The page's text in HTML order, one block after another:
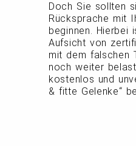
Doch Sie sollten
Rücksprache mit
beginnen. Hierbei
Aufsicht von
mit dem falschen
noch weiter
kostenlos und
& fitte Gelenke“